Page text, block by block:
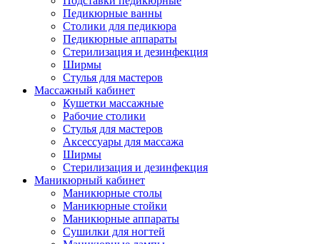
Педикюрные ванны
Столики для педикюра
Педикюрные аппараты
Стерилизация и дезинфекция
Ширмы
Стулья для мастеров
Массажный кабинет
Кушетки массажные
Рабочие столики
Стулья для мастеров
Аксессуары для массажа
Ширмы
Стерилизация и дезинфекция
Маникюрный кабинет
Маникюрные столы
Маникюрные стойки
Маникюрные аппараты
Сушилки для ногтей